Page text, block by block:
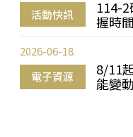
活動快訊
114-
握時
電子資源
8/11
能變
2026-06-18